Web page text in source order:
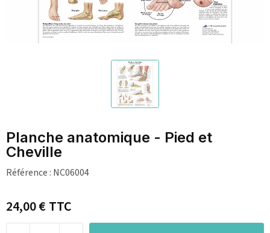
Planche anatomique - Pied et
Cheville
Référence : NC06004
24,00 €TTC